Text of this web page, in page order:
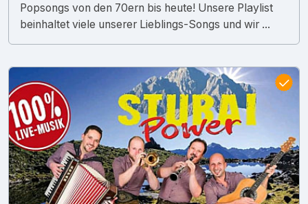
Popsongs von den 70ern bis heute! Unsere Playlist
beinhaltet viele unserer Lieblings-Songs und wir ...